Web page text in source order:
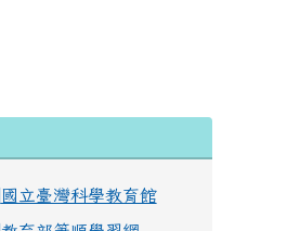
國立臺灣科學教育館